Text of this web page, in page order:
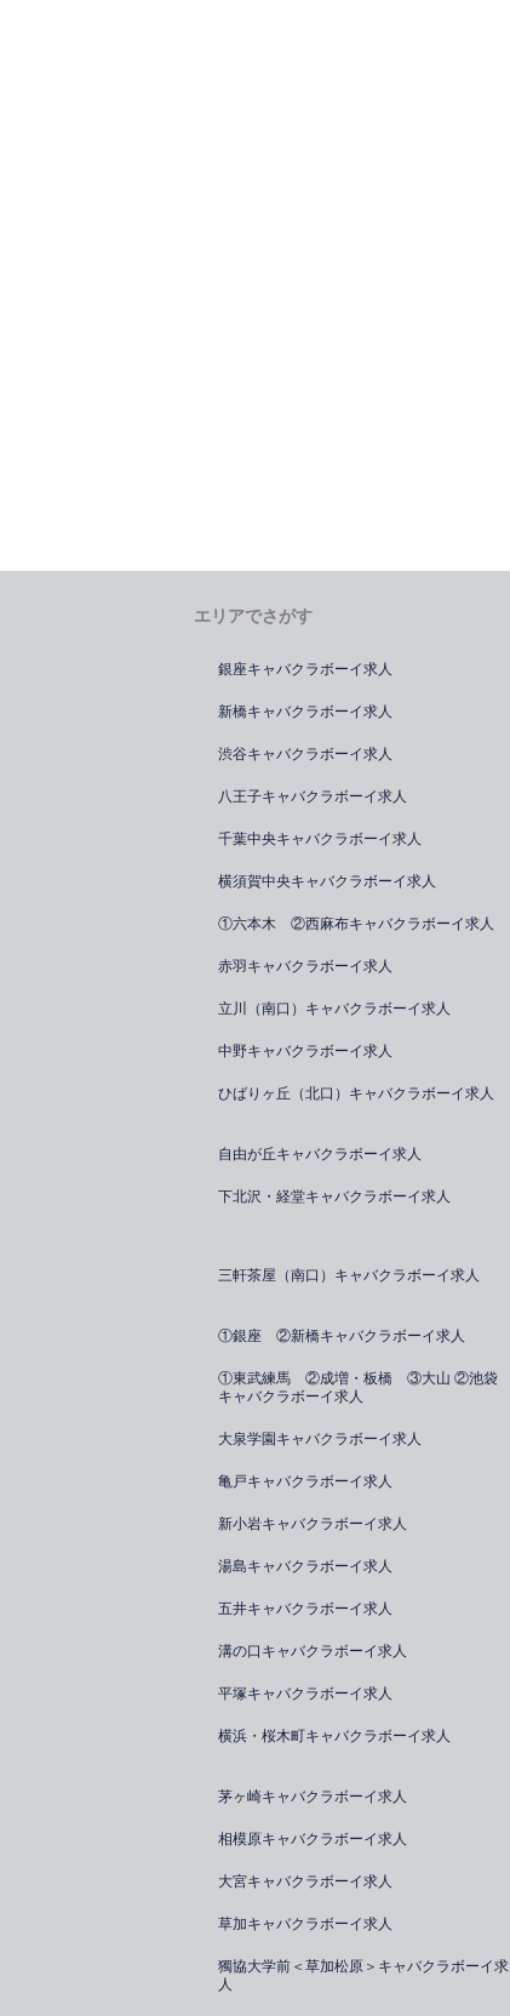
エリアでさがす
銀座キャバクラボーイ求人
新橋キャバクラボーイ求人
渋谷キャバクラボーイ求人
八王子キャバクラボーイ求人
千葉中央キャバクラボーイ求人
横須賀中央キャバクラボーイ求人
①六本木 ②西麻布キャバクラボーイ求人
赤羽キャバクラボーイ求人
立川（南口）キャバクラボーイ求人
中野キャバクラボーイ求人
ひばりヶ丘（北口）キャバクラボーイ求人
自由が丘キャバクラボーイ求人
下北沢・経堂キャバクラボーイ求人
三軒茶屋（南口）キャバクラボーイ求人
①銀座 ②新橋キャバクラボーイ求人
①東武練馬 ②成増・板橋 ③大山 ②池袋
キャバクラボーイ求人
大泉学園キャバクラボーイ求人
亀戸キャバクラボーイ求人
新小岩キャバクラボーイ求人
湯島キャバクラボーイ求人
五井キャバクラボーイ求人
溝の口キャバクラボーイ求人
平塚キャバクラボーイ求人
横浜・桜木町キャバクラボーイ求人
茅ヶ崎キャバクラボーイ求人
相模原キャバクラボーイ求人
大宮キャバクラボーイ求人
草加キャバクラボーイ求人
獨協大学前＜草加松原＞キャバクラボーイ求
人